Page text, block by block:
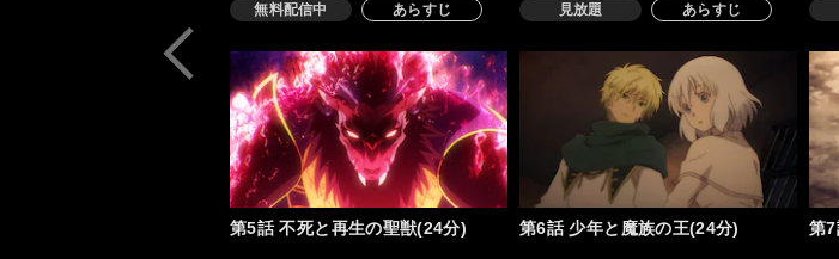
無料配信中 あらすじ 見放題 あらすじ
第5話 不死と再生の聖獣(24分) 第6話 少年と魔族の王(24分) 第